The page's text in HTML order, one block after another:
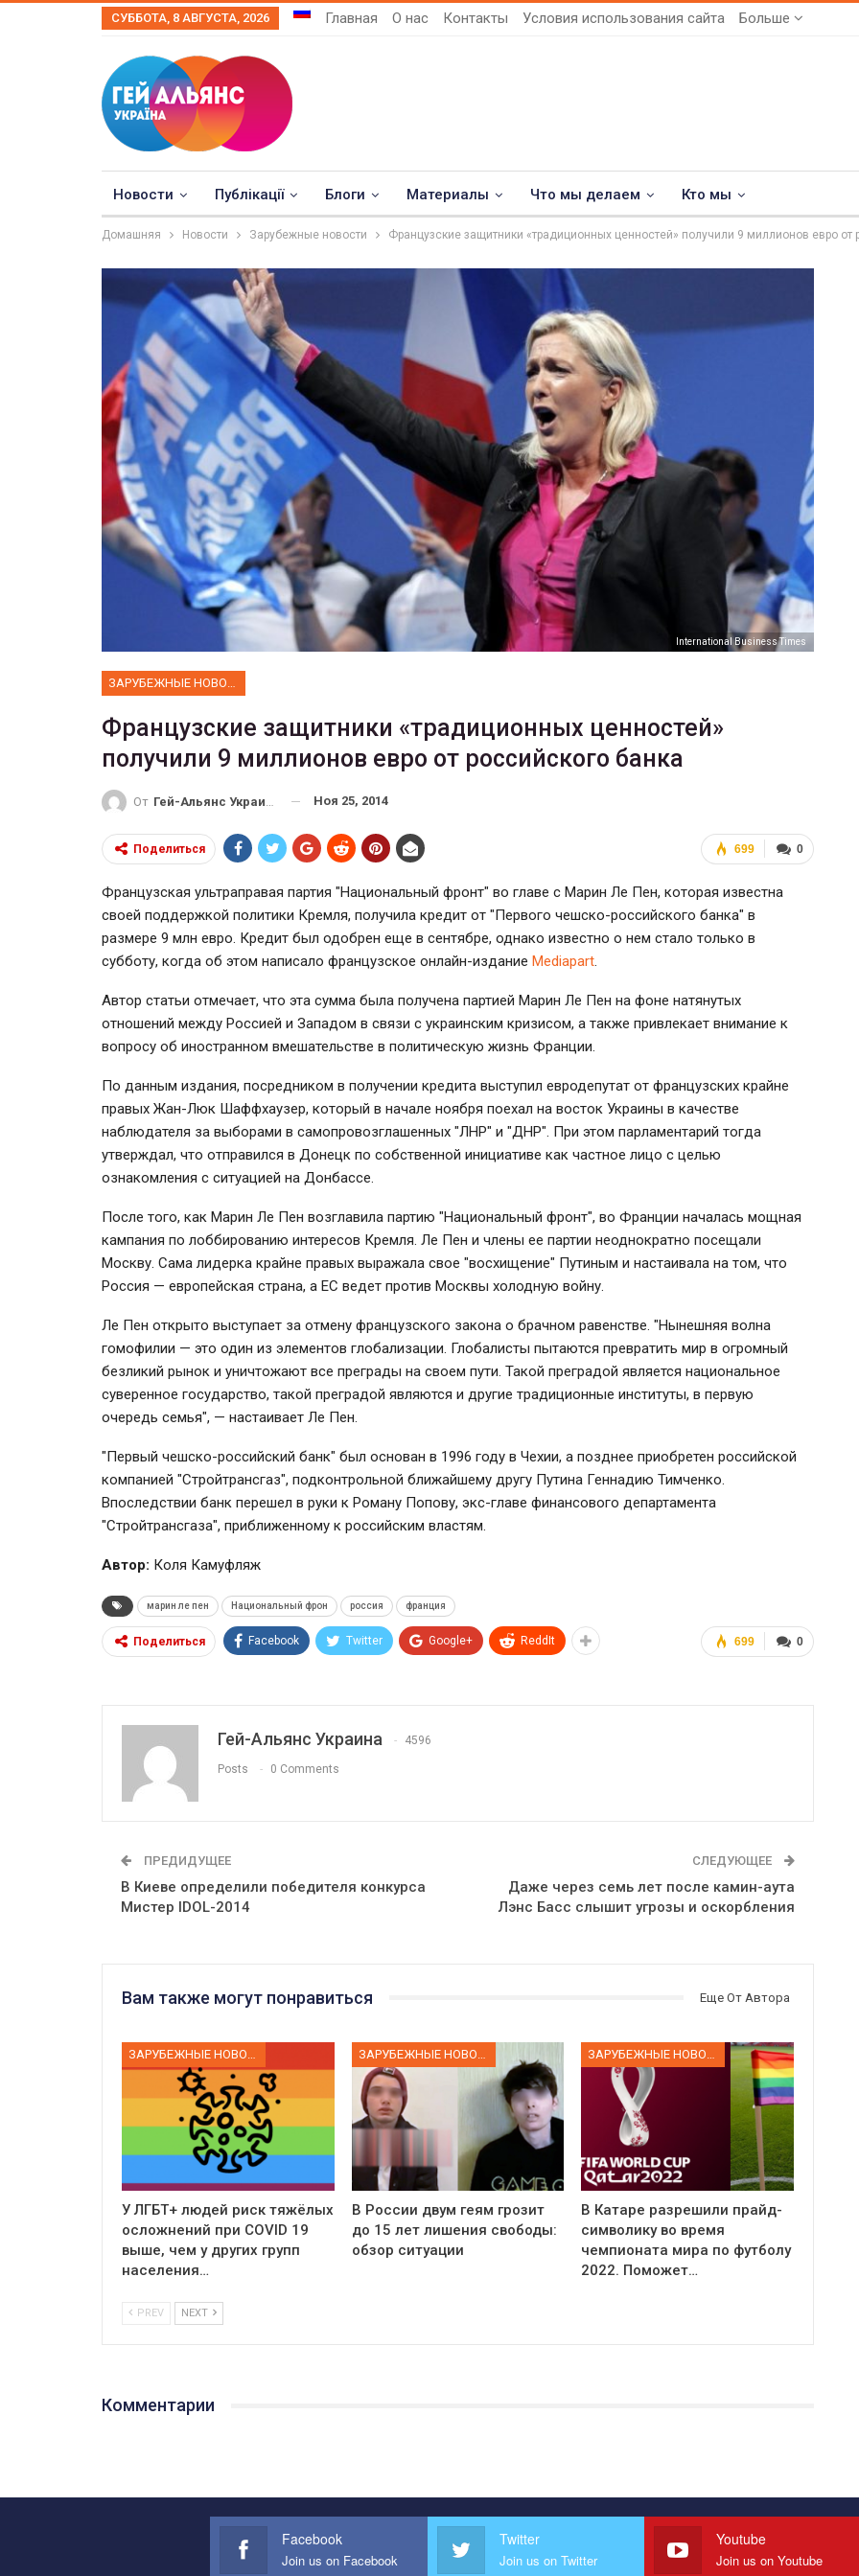
СУББОТА, 8 АВГУСТА, 2026 Главная О нас Контакты Условия использования сайта Больше
Новости Публікації Блоги Материалы Что мы делаем Кто мы
Домашняя Новости Зарубежные новости Французские защитники «традиционных ценностей» получили 9 миллионов евро от
International Business Times
ЗАРУБЕЖНЫЕ НОВОСТИ
Французские защитники «традиционных ценностей»
получили 9 миллионов евро от российского банка
От Гей-Альянс Украина Ноя 25, 2014
0
699
Поделиться
Французская ультраправая партия "Национальный фронт" во главе с Марин Ле Пен, которая известна
своей поддержкой политики Кремля, получила кредит от "Первого чешско-российского банка" в
размере 9 млн евро. Кредит был одобрен еще в сентябре, однако известно о нем стало только в
субботу, когда об этом написало французское онлайн-издание Mediapart
Автор статьи отмечает, что эта сумма была получена партией Марин Ле Пен на фоне натянутых
отношений между Россией и Западом в связи с украинским кризисом, а также привлекает внимание к
вопросу об иностранном вмешательстве в политическую жизнь Франции.
По данным издания, посредником в получении кредита выступил евродепутат от французских крайне
правых Жан-Люк Шаффхаузер, который в начале ноября поехал на восток Украины в качестве
наблюдателя за выборами в самопровозглашенных "ЛНР" и "ДНР". При этом парламентарий тогда
утверждал, что отправился в Донецк по собственной инициативе как частное лицо с целью
ознакомления с ситуацией на Донбассе.
После того, как Марин Ле Пен возглавила партию "Национальный фронт", во Франции началась мощная
кампания по лоббированию интересов Кремля. Ле Пен и члены ее партии неоднократно посещали
Москву. Сама лидерка крайне правых выражала свое "восхищение" Путиным и настаивала на том, что
Россия — европейская страна, а ЕС ведет против Москвы холодную войну.
Ле Пен открыто выступает за отмену французского закона о брачном равенстве. "Нынешняя волна
гомофилии — это один из элементов глобализации. Глобалисты пытаются превратить мир в огромный
безликий рынок и уничтожают все преграды на своем пути. Такой преградой является национальное
суверенное государство, такой преградой являются и другие традиционные институты, в первую
очередь семья", — настаивает Ле Пен.
"Первый чешско-российский банк" был основан в 1996 году в Чехии, а позднее приобретен российской
компанией "Стройтрансгаз", подконтрольной ближайшему другу Путина Геннадию Тимченко.
Впоследствии банк перешел в руки к Роману Попову, экс-главе финансового департамента
"Стройтрансгаза", приближенному к российским властям.
Автор: Коля Камуфляж
марин ле пен Национальный фрон россия франция
0
699
Поделиться Facebook Twitter Google+ ReddIt
Гей-Альянс Украина 4596
Posts 0 Comments
ПРЕДИДУЩЕЕ
В Киеве определили победителя конкурса
Мистер IDOL-2014
СЛЕДУЮЩЕЕ
Даже через семь лет после камин-аута
Лэнс Басс слышит угрозы и оскорбления
Вам также могут понравиться Еще От Автора
ЗАРУБЕЖНЫЕ НОВОСТИ
У ЛГБТ+ людей риск тяжёлых
осложнений при COVID 19
выше, чем у других групп
населения…
ЗАРУБЕЖНЫЕ НОВОСТИ
В России двум геям грозит
до 15 лет лишения свободы:
обзор ситуации
ЗАРУБЕЖНЫЕ НОВОСТИ
В Катаре разрешили прайд-
символику во время
чемпионата мира по футболу
2022. Поможет…
PREV NEXT
Комментарии
ФОТО
Прайд в Тель-Авиве собрал 200
тысяч участников
ГЕЙ-АЛЬЯНС УКРАИНА Июн 10, 2017 0
Военнослужащие-трансгендеры
Июл 27, 2017 0
Facebook
Join us on Facebook
Twitter
Join us on Twitter
Youtube
Join us on Youtube